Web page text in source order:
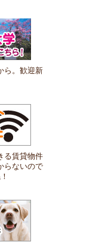
ら。歓迎新
る賃貸物件
らないので